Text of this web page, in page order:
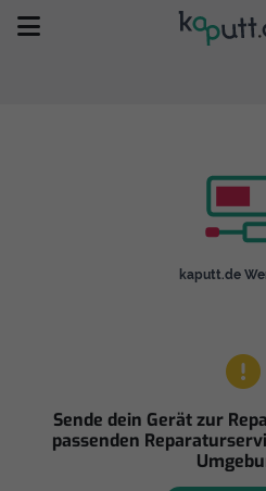
Selbst
kaputt.de
Sende dein Gerät zur
passenden